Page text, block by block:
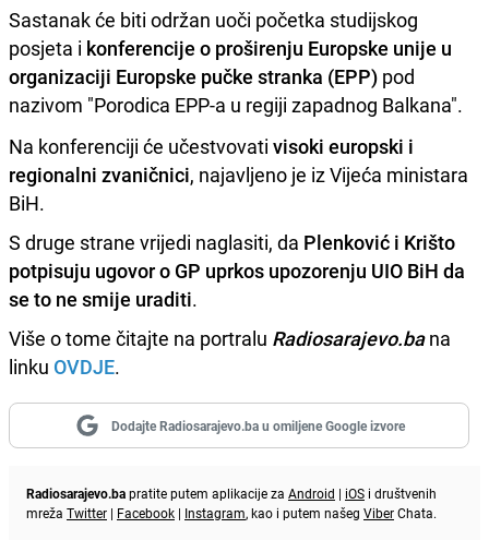
Sastanak će biti održan uoči početka studijskog
posjeta i konferencije o proširenju Europske unije u
organizaciji Europske pučke stranka (EPP) pod
nazivom "Porodica EPP-a u regiji zapadnog Balkana".
Na konferenciji će učestvovati visoki europski i
regionalni zvaničnici, najavljeno je iz Vijeća ministara
BiH.
S druge strane vrijedi naglasiti, da Plenković i Krišto
potpisuju ugovor o GP uprkos upozorenju UIO BiH da
se to ne smije uraditi.
Više o tome čitajte na portralu Radiosarajevo.bana
linku OVDJE.
Dodajte Radiosarajevo.ba u omiljene Google izvore
Radiosarajevo.bapratite putem aplikacije za Android | iOS i društvenih
mreža Twitter | Facebook | Instagram, kao i putem našeg ViberChata.